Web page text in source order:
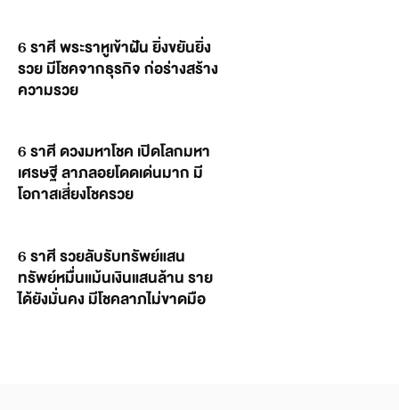
6 ราศี พระราหูเข้าฝัน ยิ่งขยันยิ่ง
รวย มีโชคจากธุรกิจ ก่อร่างสร้าง
ความรวย
6 ราศี ดวงมหาโชค เปิดโลกมหา
เศรษฐี ลาภลอยโดดเด่นมาก มี
โอกาสเสี่ยงโชครวย
6 ราศี รวยลับรับทรัพย์แสน
ทรัพย์หมื่นแม้นเงินแสนล้าน ราย
ได้ยังมั่นคง มีโชคลาภไม่ขาดมือ